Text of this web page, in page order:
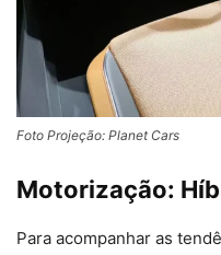
Foto Projeção: Planet Cars
Motorização:
Para acompanhar as